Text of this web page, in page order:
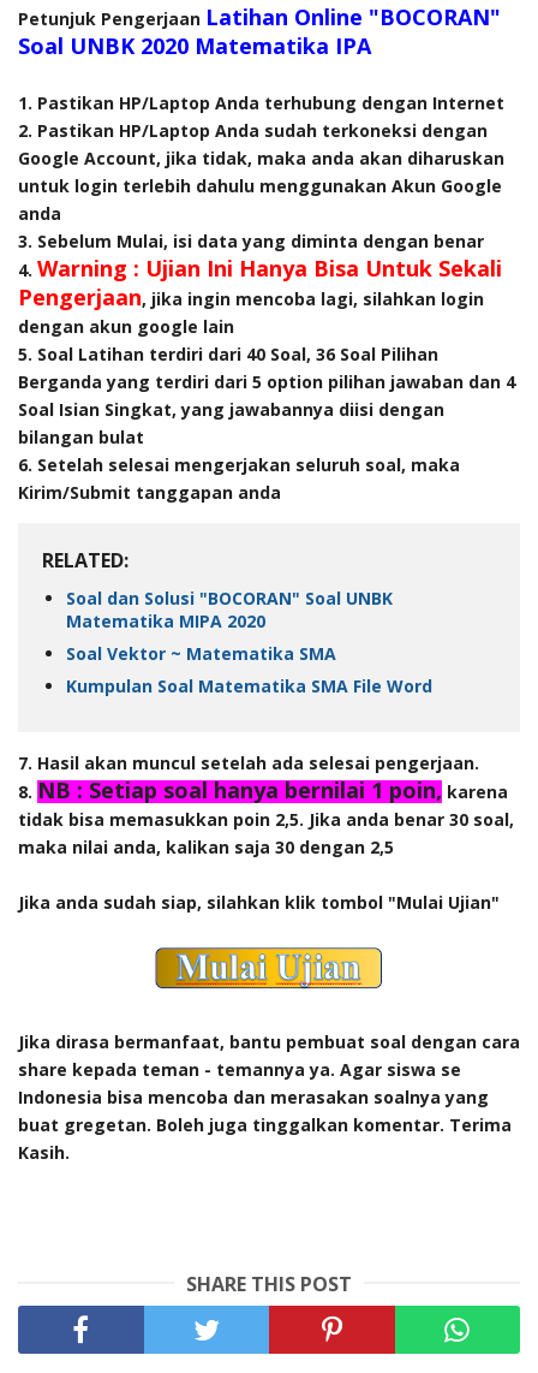
Petunjuk Pengerjaan Latihan Online "BOCORAN"
Soal UNBK 2020 Matematika IPA
1. Pastikan HP/Laptop Anda terhubung dengan Internet
2. Pastikan HP/Laptop Anda sudah terkoneksi dengan
Google Account, jika tidak, maka anda akan diharuskan
untuk login terlebih dahulu menggunakan Akun Google
anda
3. Sebelum Mulai, isi data yang diminta dengan benar
4. Warning : Ujian Ini Hanya Bisa Untuk Sekali
Pengerjaan, jika ingin mencoba lagi, silahkan login
dengan akun google lain
5. Soal Latihan terdiri dari 40 Soal, 36 Soal Pilihan
Berganda yang terdiri dari 5 option pilihan jawaban dan 4
Soal Isian Singkat, yang jawabannya diisi dengan
bilangan bulat
6. Setelah selesai mengerjakan seluruh soal, maka
Kirim/Submit tanggapan anda
RELATED:
Soal dan Solusi "BOCORAN" Soal UNBK
Matematika MIPA 2020
Soal Vektor ~ Matematika SMA
Kumpulan Soal Matematika SMA File Word
7. Hasil akan muncul setelah ada selesai pengerjaan.
8. NB : Setiap soal hanya bernilai 1 poin, karena
tidak bisa memasukkan poin 2,5. Jika anda benar 30 soal,
maka nilai anda, kalikan saja 30 dengan 2,5
Jika anda sudah siap, silahkan klik tombol "Mulai Ujian"
Jika dirasa bermanfaat, bantu pembuat soal dengan cara
share kepada teman - temannya ya. Agar siswa se
Indonesia bisa mencoba dan merasakan soalnya yang
buat gregetan. Boleh juga tinggalkan komentar. Terima
Kasih.
SHARE THIS POST